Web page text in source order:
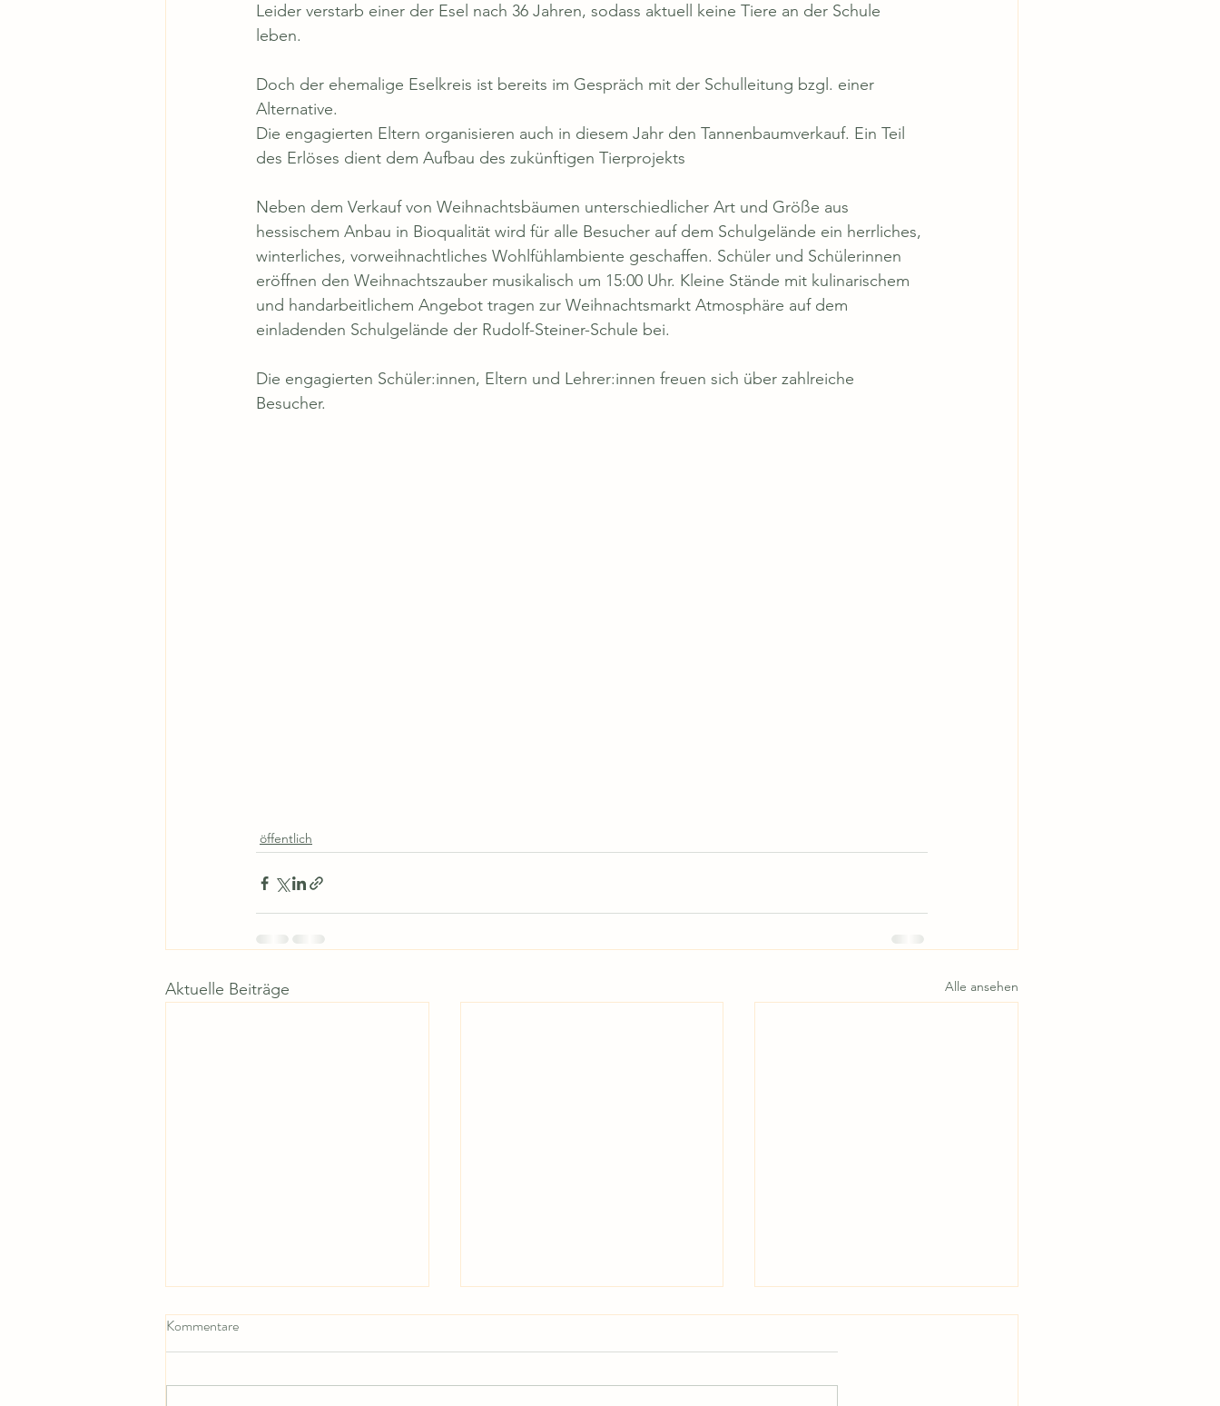
Leider verstarb einer der Esel nach 36 Jahren, sodass aktuell keine Tiere an der Schule
leben.
Doch der ehemalige Eselkreis ist bereits im Gespräch mit der Schulleitung bzgl. einer
Alternative.
Die engagierten Eltern organisieren auch in diesem Jahr den Tannenbaumverkauf. Ein Teil
des Erlöses dient dem Aufbau des zukünftigen Tierprojekts
Neben dem Verkauf von Weihnachtsbäumen unterschiedlicher Art und Größe aus
hessischem Anbau in Bioqualität wird für alle Besucher auf dem Schulgelände ein herrliches,
winterliches, vorweihnachtliches Wohlfühlambiente geschaffen. Schüler und Schülerinnen
eröffnen den Weihnachtszauber musikalisch um 15:00 Uhr. Kleine Stände mit kulinarischem
und handarbeitlichem Angebot tragen zur Weihnachtsmarkt Atmosphäre auf dem
einladenden Schulgelände der Rudolf-Steiner-Schule bei.
Die engagierten Schüler:innen, Eltern und Lehrer:innen freuen sich über zahlreiche
Besucher.
öffentlich
Aktuelle Beiträge Alle ansehen
Kommentare